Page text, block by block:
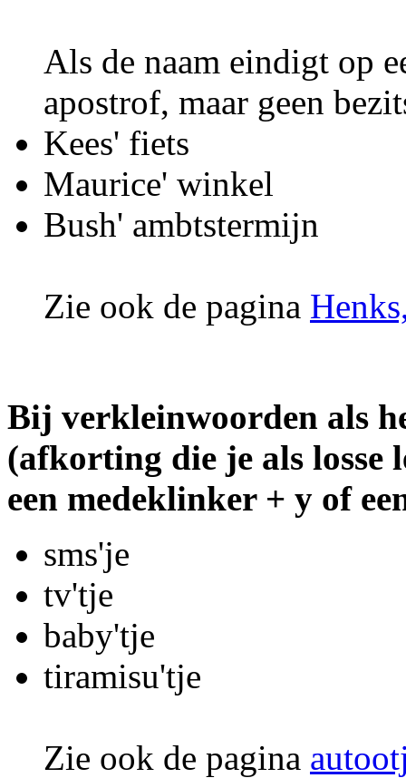
Als de naam eindigt op
apostrof, maar geen
Kees' fiets
Maurice' winkel
Bush' ambtstermijn
Zie ook de pagina
Bij verkleinwoorden als
(afkorting die je als losse
een medeklinker + y of
sms'je
tv'tje
baby'tje
tiramisu'tje
Zie ook de pagina